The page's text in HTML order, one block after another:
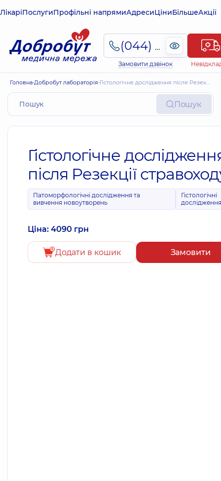
ЛікаріПослугиПрофільні напрямиАдресиЦіниБільшеАкції
(044) 495-2-888
Замовити дзвінок
Головна Добробут лабораторія Гістологічне дослідження після Резекції стравоходу*
Пошук
Гістологічне
після Резекції
Патоморфологічні дослідження та
вивчення новоутворень
Гістологічні
дослідження
Ціна: 4090 грн
Додати в кошик Замовити